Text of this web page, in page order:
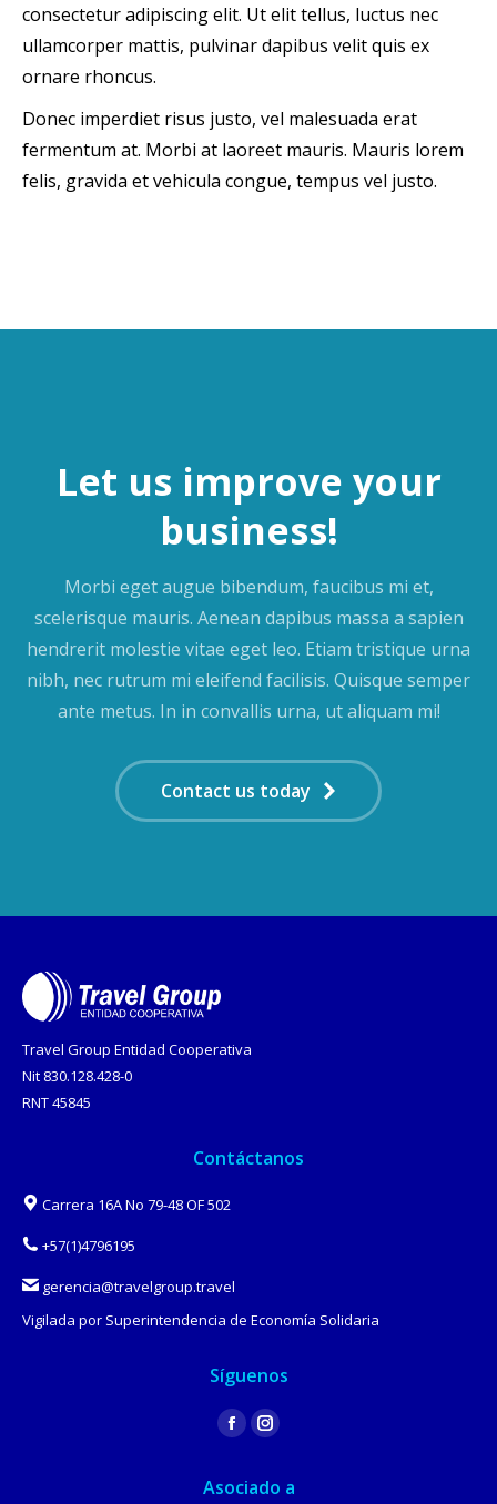
consectetur adipiscing elit. Ut elit tellus, luctus nec
ullamcorper mattis, pulvinar dapibus velit quis ex
ornare rhoncus.
Donec imperdiet risus justo, vel malesuada erat
fermentum at. Morbi at laoreet mauris. Mauris lorem
felis, gravida et vehicula congue, tempus vel justo.
Let us improve your
business!
Morbi eget augue bibendum, faucibus mi et,
scelerisque mauris. Aenean dapibus massa a sapien
hendrerit molestie vitae eget leo. Etiam tristique urna
nibh, nec rutrum mi eleifend facilisis. Quisque semper
ante metus. In in convallis urna, ut aliquam mi!
Contact us today
Travel Group Entidad Cooperativa
Nit 830.128.428-0
RNT 45845
Contáctanos
Carrera 16A No 79-48 OF 502
+57(1)4796195
gerencia@travelgroup.travel
Vigilada por Superintendencia de Economía Solidaria
Síguenos
Facebook
opens
Instagram
opens
Asociado a